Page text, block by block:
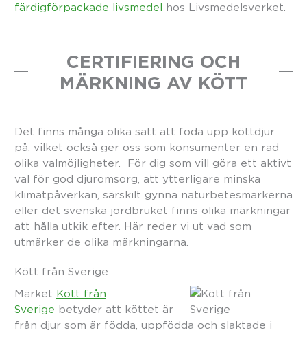
färdigförpackade livsmedel hos Livsmedelsverket.
CERTIFIERING OCH
MÄRKNING AV KÖTT
Det finns många olika sätt att föda upp köttdjur
på, vilket också ger oss som konsumenter en rad
olika valmöjligheter. För dig som vill göra ett aktivt
val för god djuromsorg, att ytterligare minska
klimatpåverkan, särskilt gynna naturbetesmarkerna
eller det svenska jordbruket finns olika märkningar
att hålla utkik efter. Här reder vi ut vad som
utmärker de olika märkningarna.
Kött från Sverige
Märket Kött från
Sverige betyder att köttet är
från djur som är födda, uppfödda och slaktade i